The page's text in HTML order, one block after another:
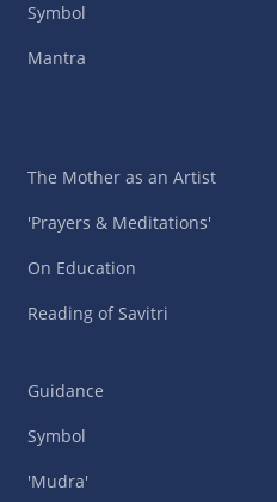
Symbol
Mantra
The Mother as an Artist
'Prayers & Meditations'
On Education
Reading of Savitri
Guidance
Symbol
'Mudra'